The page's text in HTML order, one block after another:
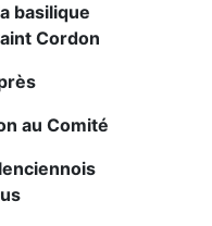
basilique
Cordon
au Comité